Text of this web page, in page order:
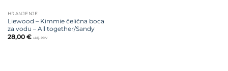
HRANJENJE
Liewood – Kimmie čelična boca
za vodu – All together/Sandy
28,00 € uklj. PDV